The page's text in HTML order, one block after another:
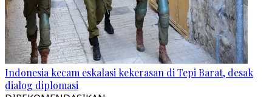
Indonesia kecam eskalasi kekerasan di Tepi Barat, desak
dialog diplomasi